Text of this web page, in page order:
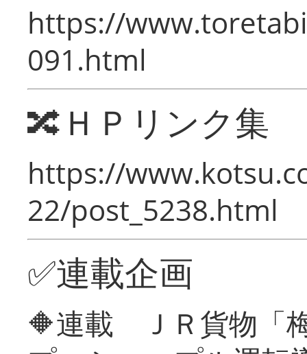
https://
091.html
🔀ＨＰリンク集
https://
22/post_5238.html
✅連載企画
🔶連載 ＪＲ貨物「